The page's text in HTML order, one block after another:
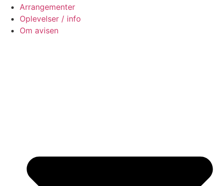
Arrangementer
Oplevelser / info
Om avisen